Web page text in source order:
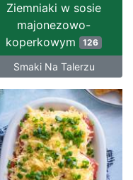
Ziemniaki w sosie
majonezowo-
koperkowym 126
Smaki Na Talerzu